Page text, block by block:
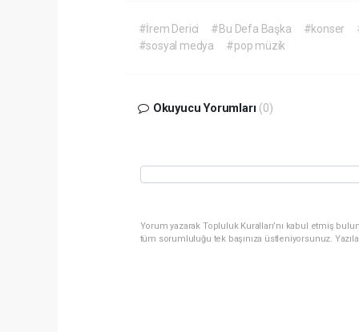
#İrem Derici #Bu Defa Başka #konser
#sosyal medya
#pop müzik
Okuyucu Yorumları (0)
Yorum yazarak Topluluk Kuralları’nı kabul etmiş
tüm sorumluluğu tek başınıza üstleniyorsunuz.